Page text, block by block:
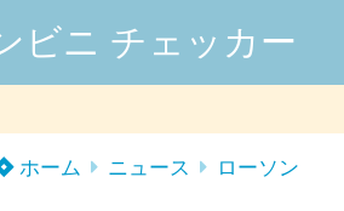
ビニ チェッカー
ホーム ニュース ローソン